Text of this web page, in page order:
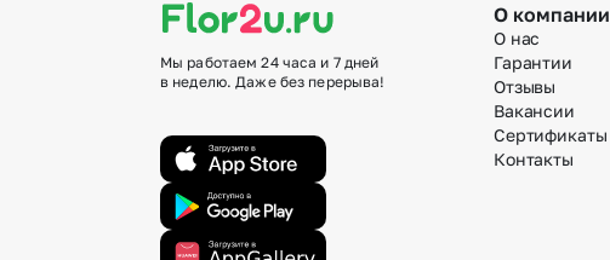
Мы работаем 24 часа и 7 дней
в неделю. Даже без перерыва!
О компании
О нас
Гарантии
Отзывы
Вакансии
Сертификаты
Контакты